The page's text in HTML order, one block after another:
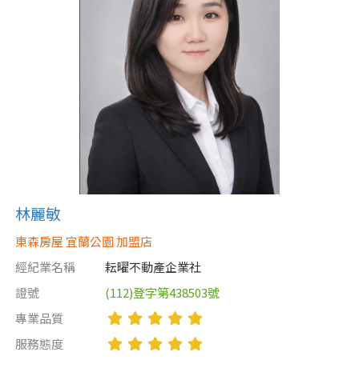
林麗敏
東森房屋 宜蘭公園 加盟店
經紀業名稱
耘曜不動產企業社
證號
(112)登字第438503號
專業品質
服務態度